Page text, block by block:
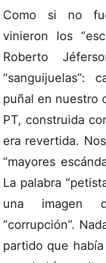
Como si no
vinieron los
Roberto
puñal en nuestro
PT, construida
era revertida.
“mayores
La palabra
una imagen
“corrupción”.
partido que